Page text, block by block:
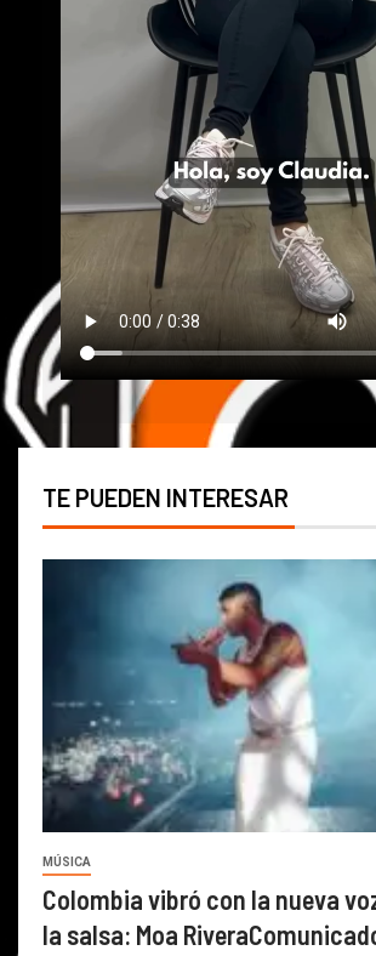
TE PUEDEN INTERESAR
MÚSICA
Colombia vibró con la nueva
la salsa: Moa